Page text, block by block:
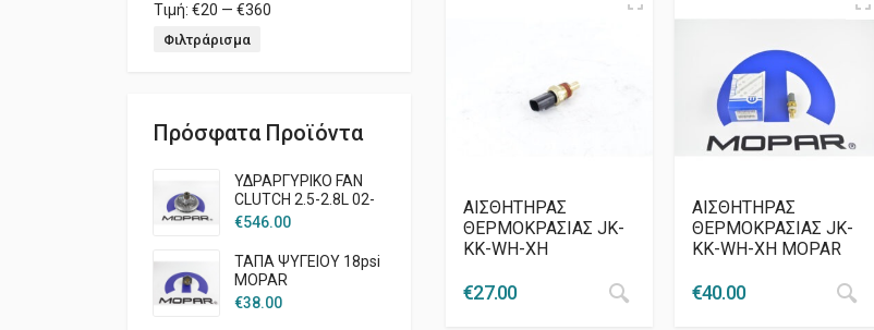
Ελάχιστη τιμή
Μέγιστη τιμή
Φιλτράρισμα
Τιμή: €20 — €360
Πρόσφατα Προϊόντα
ΥΔΡΑΡΓΥΡΙΚΟ FAN
CLUTCH 2.5-2.8L 02-
07 KJ
€546.00
ΤΑΠΑ ΨΥΓΕΙΟΥ 18psi
MOPAR
€38.00
AIΣΘΗΤΗΡΑΣ
ΘΕΡΜΟΚΡΑΣΙΑΣ JK-
KK-WH-XH
€27.00
AIΣΘΗΤΗΡΑΣ
ΘΕΡΜΟΚΡΑΣΙΑΣ JK-
KK-WH-XH MOPAR
€40.00